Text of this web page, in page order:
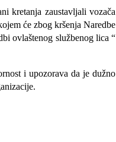
kretanja zaustavljali vozača
će zbog kršenja Naredbe
ovlaštenog službenog lica “
i upozorava da je dužno